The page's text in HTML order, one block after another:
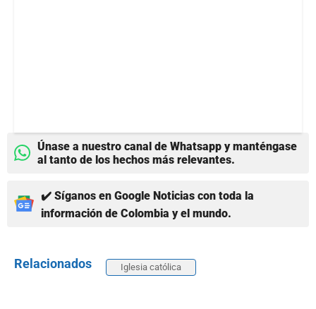
Únase a nuestro canal de Whatsapp y manténgase
al tanto de los hechos más relevantes.
✔️ Síganos en Google Noticias con toda la
información de Colombia y el mundo.
Relacionados Iglesia católica